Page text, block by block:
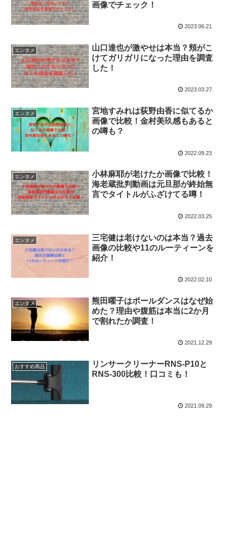
画像でチェック！
2023.06.21
エンタメ
山口達也が激やせは本当？頬がこ
けてガリガリになった理由を調査
した！
2023.03.27
エンタメ
宮地すみれは荻野由香に似てるか
画像で比較！金村美玖感もあると
の噂も？
2022.09.23
エンタメ
小林麻耶が老けたか画像で比較！
海老蔵批判動画は元旦那が終始無
言でタイトルがふざけてる噂！
2022.03.25
エンタメ
三宅健は老けないのは本当？過去
画像の比較や11のルーティーンを
紹介！
2022.02.10
エンタメ
熊田曜子はポールダンスはなぜ始
めた？理由や腹筋は本当に2か月
で割れたか調査！
2021.12.29
おすすめ商品
リンサークリーナーRNS-P10と
RNS-300比較！口コミも！
2021.09.29